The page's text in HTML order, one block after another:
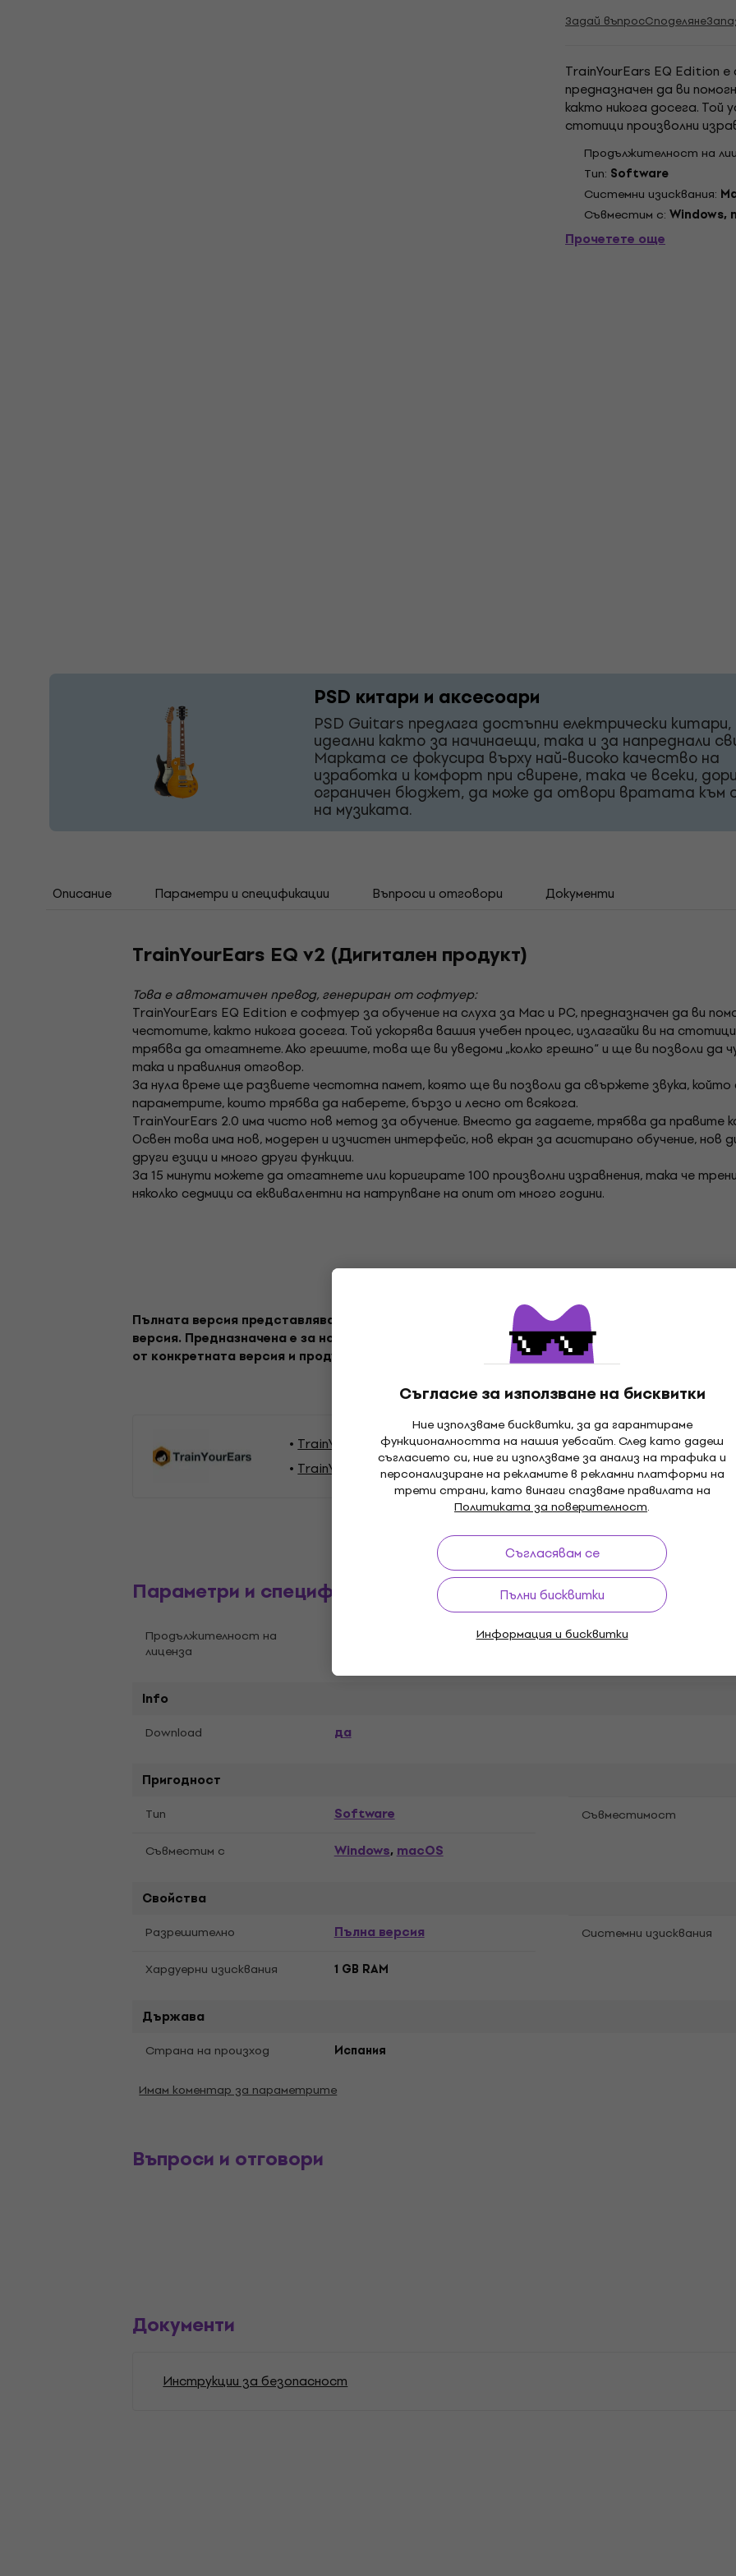
Съгласие за използване на бисквитки
Ние използваме бисквитки, за да гарантираме
функционалността на нашия уебсайт. След като дадеш
съгласието си, ние ги използваме за анализ на трафика и
персонализиране на рекламите в рекламни платформи на
трети страни, като винаги спазваме правилата на
Политиката за поверителност.
Съгласявам се
Пълни бисквитки
Информация и бисквитки
Задай въпросСподеляне
TrainYourEars EQ Edition
предназначен да ви
както никога досега. Той
стотици произволни
грешите, това ще ви
както...
Продължителност на
Tип: Software
Системни изисквания:
Съвместим с: Windows,
Прочетете още
PSD китари и аксесоари
PSD Guitars предлага достъпни електрически китари,
идеални както за начинаещи, така и за напреднали
Марката се фокусира върху най-високо качество на
изработка и комфорт при свирене, така че всеки,
ограничен бюджет, да може да отвори вратата към
на музиката.
Описание Параметри и спецификации Въпроси и отговори Документи
TrainYourEars EQ v2 (Дигитален продукт)
Това е автоматичен превод, генериран от софтуер:
TrainYourEars EQ Edition е софтуер за обучение на слуха за Mac и PC, предназначен да ви
честотите, както никога досега. Той ускорява вашия учебен процес, излагайки ви на
трябва да отгатнете. Ако грешите, това ще ви уведоми „колко грешно“ и ще ви позволи да
така и правилния отговор.
За нула време ще развиете честотна памет, която ще ви позволи да свържете звука,
параметрите, които трябва да наберете, бързо и лесно от всякога.
TrainYourEars 2.0 има чисто нов метод за обучение. Вместо да гадаете, трябва да правите
Освен това има нов, модерен и изчистен интерфейс, нов екран за асистирано обучение, нов
други езици и много други функции.
За 15 минути можете да отгатнете или коригирате 100 произволни изравнения, така че
няколко седмици са еквивалентни на натрупване на опит от много години.
Пълната версия представлява софтуер, който не изисква притежаването на какъвто и да
версия. Предназначена е за нови потребители, които все още не притежават дадения
от конкретната версия и продукт. След покупка ще получите лиценз за пълноценно
TrainYourEars Студио
TrainYourEars Студио софтуер
TrainYourEars Софтуер за обучение
Параметри и спецификации
Продължителност на
лиценза
Info
Download да
Пригодност
Tип Software Cъвместимост
Съвместим с Windows,macOS
Свойства
Разрешително Пълна версия Системни изисквания
Хардуерни изисквания
1 GB RAM
Държава
Страна на произход Испания
Имам коментар за параметрите
Въпроси и отговори
Документи
Инструкции за безопасност